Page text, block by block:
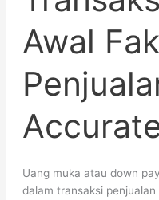
Awal
Uang muka atau down
dalam transaksi
Faktur
–
Online